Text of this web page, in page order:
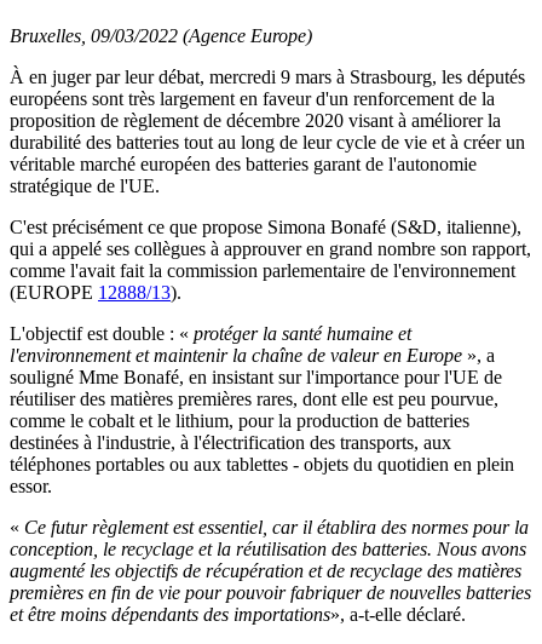
Bruxelles, 09/03/2022 (Agence Europe)
À en juger par leur débat, mercredi 9 mars à Strasbourg, les députés
européens sont très largement en faveur d'un renforcement de la
proposition de règlement de décembre 2020 visant à améliorer la
durabilité des batteries tout au long de leur cycle de vie et à créer un
véritable marché européen des batteries garant de l'autonomie
stratégique de l'UE.
C'est précisément ce que propose Simona Bonafé (S&D, italienne),
qui a appelé ses collègues à approuver en grand nombre son rapport,
comme l'avait fait la commission parlementaire de l'environnement
(EUROPE 12888/13).
L'objectif est double : « protéger la santé humaine et
l'environnement et maintenir la chaîne de valeur en Europe », a
souligné Mme Bonafé, en insistant sur l'importance pour l'UE de
réutiliser des matières premières rares, dont elle est peu pourvue,
comme le cobalt et le lithium, pour la production de batteries
destinées à l'industrie, à l'électrification des transports, aux
téléphones portables ou aux tablettes - objets du quotidien en plein
essor.
« Ce futur règlement est essentiel, car il établira des normes pour la
conception, le recyclage et la réutilisation des batteries. Nous avons
augmenté les objectifs de récupération et de recyclage des matières
premières en fin de vie pour pouvoir fabriquer de nouvelles batteries
et être moins dépendants des importations», a-t-elle déclaré.